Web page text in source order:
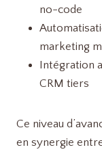
no-code
marketing
Intégration
CRM tiers
Ce niveau
en synergie